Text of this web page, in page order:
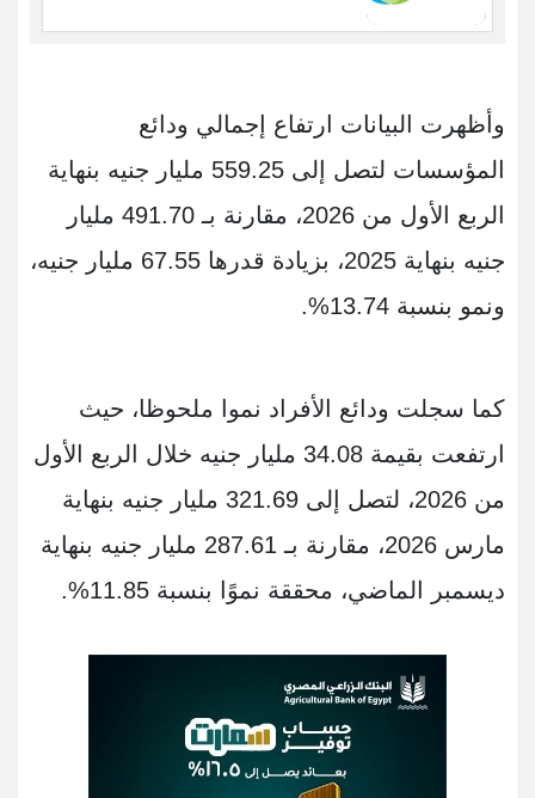
وأظهرت البيانات ارتفاع إجمالي ودائع
المؤسسات لتصل إلى 559.25 مليار جنيه بنهاية
الربع الأول من 2026، مقارنة بـ 491.70 مليار
جنيه بنهاية 2025، بزيادة قدرها 67.55 مليار جنيه،
ونمو بنسبة 13.74%.
كما سجلت ودائع الأفراد نموا ملحوظا، حيث
ارتفعت بقيمة 34.08 مليار جنيه خلال الربع الأول
من 2026، لتصل إلى 321.69 مليار جنيه بنهاية
مارس 2026، مقارنة بـ 287.61 مليار جنيه بنهاية
ديسمبر الماضي، محققة نموًا بنسبة 11.85%.